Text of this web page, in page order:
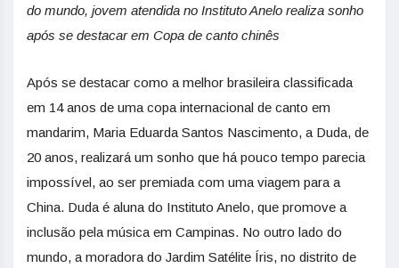
do mundo, jovem atendida no Instituto Anelo realiza sonho
após se destacar em Copa de canto chinês
Após se destacar como a melhor brasileira classificada
em 14 anos de uma copa internacional de canto em
mandarim, Maria Eduarda Santos Nascimento, a Duda, de
20 anos, realizará um sonho que há pouco tempo parecia
impossível, ao ser premiada com uma viagem para a
China. Duda é aluna do Instituto Anelo, que promove a
inclusão pela música em Campinas. No outro lado do
mundo, a moradora do Jardim Satélite Íris, no distrito de